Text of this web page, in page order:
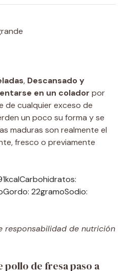
, Descansado y
en un colador por
de cualquier exceso de
un poco su forma y se
maduras son realmente el
fresco o previamente
kcalCarbohidratos:
Gordo: 22gramoSodio:
responsabilidad de nutrición
pollo de fresa paso a